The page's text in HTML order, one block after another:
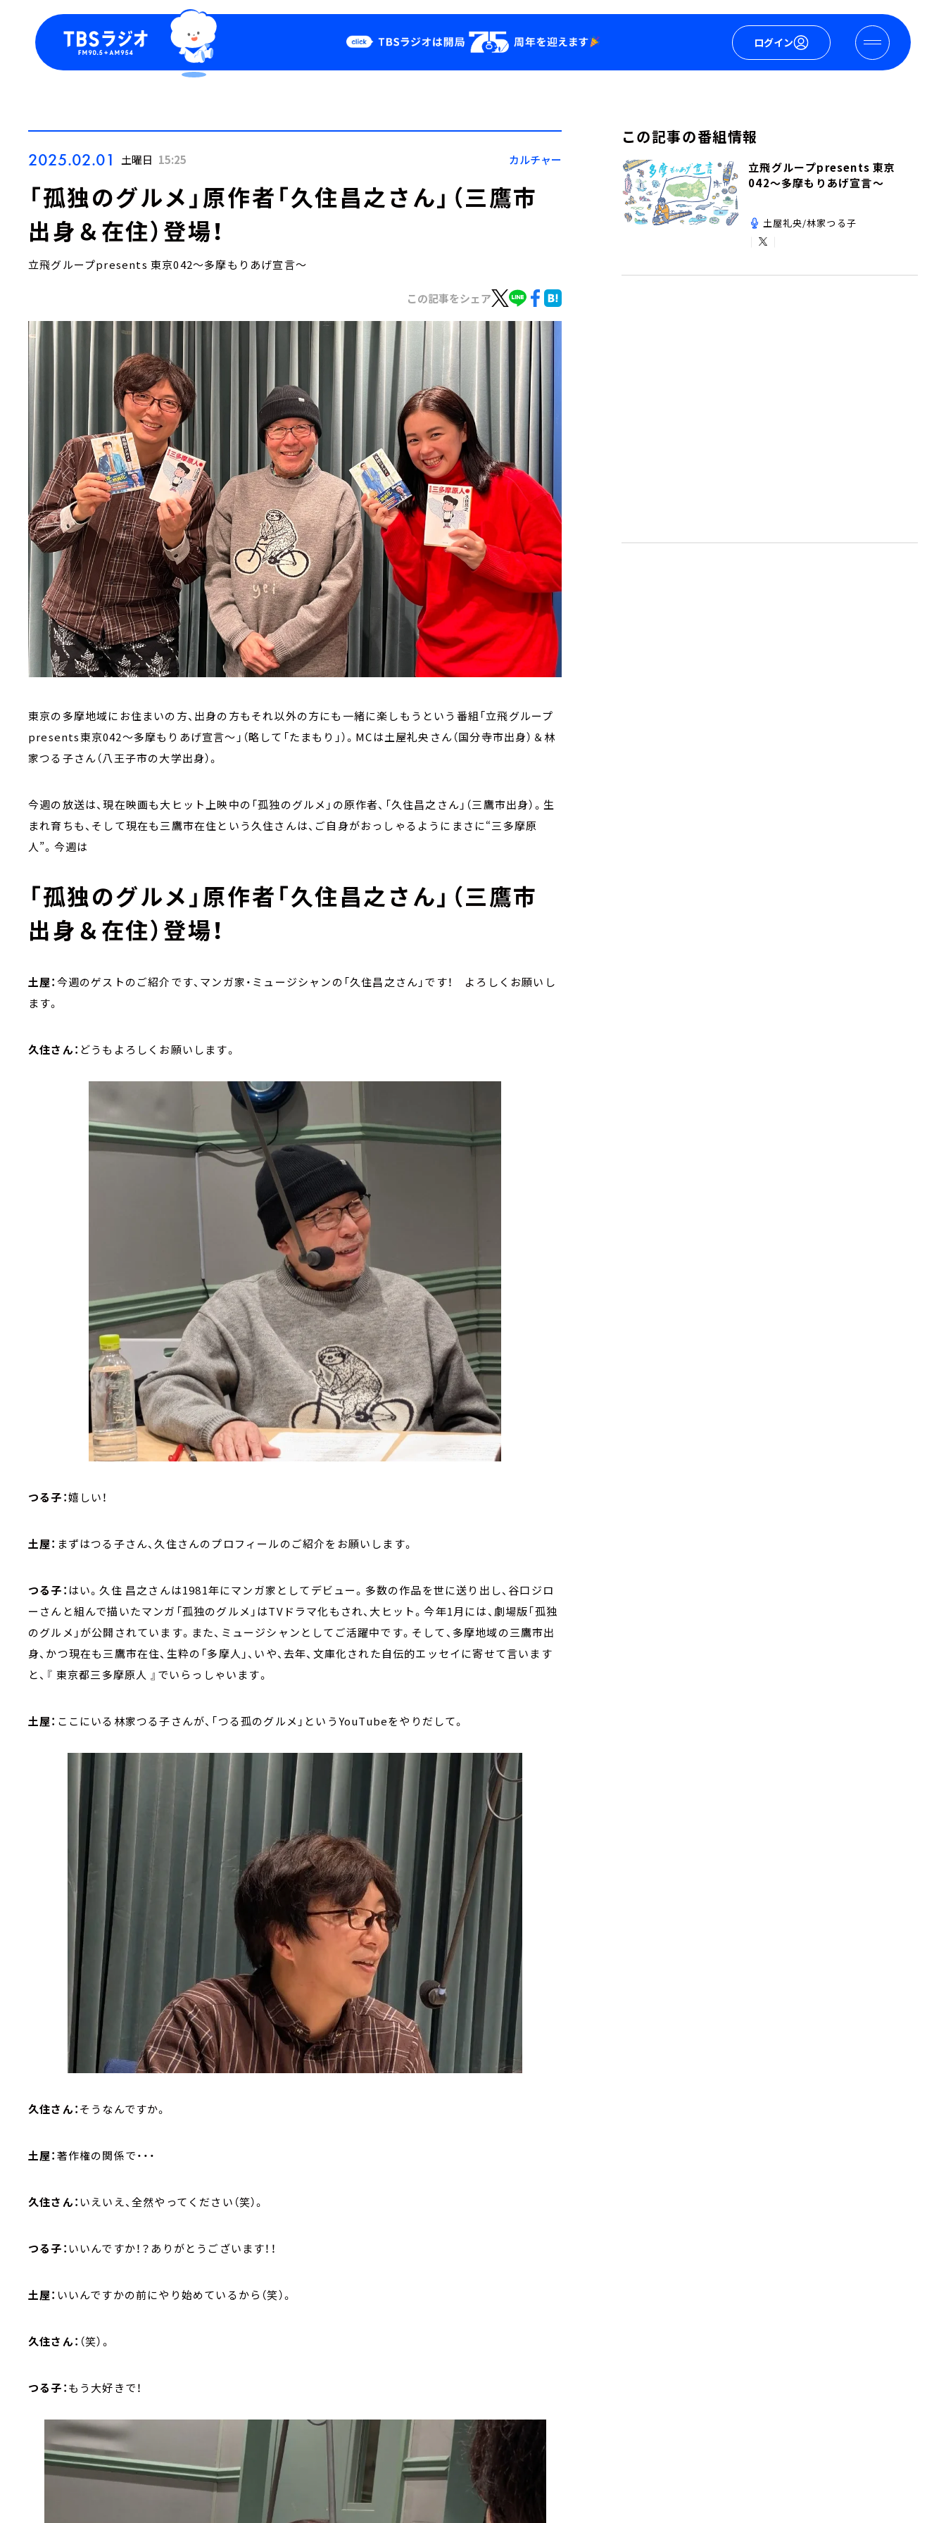
ログイン
Podcast
YouTube
2025.02.01 土曜日 15:25 カルチャー
「孤独のグルメ」原作者「久住昌之さん」（三鷹市
出身＆在住）登場！
立飛グループpresents 東京042～多摩もりあげ宣言～
この記事をシェア
東京の多摩地域にお住まいの方、出身の方もそれ以外の方にも一緒に楽しもうという番組「立飛グループ
presents東京042～多摩もりあげ宣言～」（略して「たまもり」）。MCは土屋礼央さん（国分寺市出身）＆林
家つる子さん（八王子市の大学出身）。
今週の放送は、現在映画も大ヒット上映中の「孤独のグルメ」の原作者、「久住昌之さん」（三鷹市出身）。生
まれ育ちも、そして現在も三鷹市在住という久住さんは、ご自身がおっしゃるようにまさに“三多摩原
人”。今週は
「孤独のグルメ」原作者「久住昌之さん」（三鷹市
出身＆在住）登場！
土屋：今週のゲストのご紹介です、マンガ家・ミュージシャンの「久住昌之さん」です！ よろしくお願いし
ます。
久住さん： どうもよろしくお願いします。
つる子：嬉しい！
土屋： まずはつる子さん、久住さんのプロフィールのご紹介をお願いします。
つる子： はい。久住 昌之さんは1981年にマンガ家としてデビュー。多数の作品を世に送り出し、谷口ジロ
ーさんと組んで描いたマンガ「孤独のグルメ」はTVドラマ化もされ、大ヒット。今年1月には、劇場版「孤独
のグルメ」が公開されています。また、ミュージシャンとしてご活躍中です。そして、多摩地域の三鷹市出
身、かつ現在も三鷹市在住、生粋の「多摩人」、いや、去年、文庫化された自伝的エッセイに寄せて言います
と、『 東京都三多摩原人 』でいらっしゃいます。
土屋： ここにいる林家つる子さんが、「つる孤のグルメ」というYouTubeをやりだして。
久住さん：そうなんですか。
土屋：著作権の関係で・・・
久住さん： いえいえ、全然やってください（笑）。
つる子： いいんですか！？ありがとうございます！！
土屋： いいんですかの前にやり始めているから（笑）。
久住さん： （笑）。
つる子：もう大好きで！
この記事の番組情報
立飛グループpresents 東京
042～多摩もりあげ宣言～
土屋礼央/林家つる子